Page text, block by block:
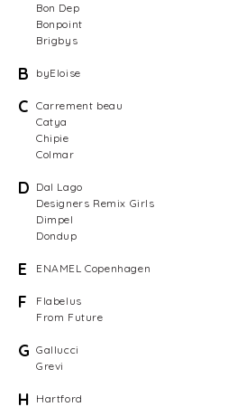
Bon Dep
Bonpoint
Brigbys
B byEloise
C Carrement beau
Catya
Chipie
Colmar
D Dal Lago
Designers Remix Girls
Dimpel
Dondup
E ENAMEL Copenhagen
F
Flabelus
From Future
G Gallucci
Grevi
H Hartford